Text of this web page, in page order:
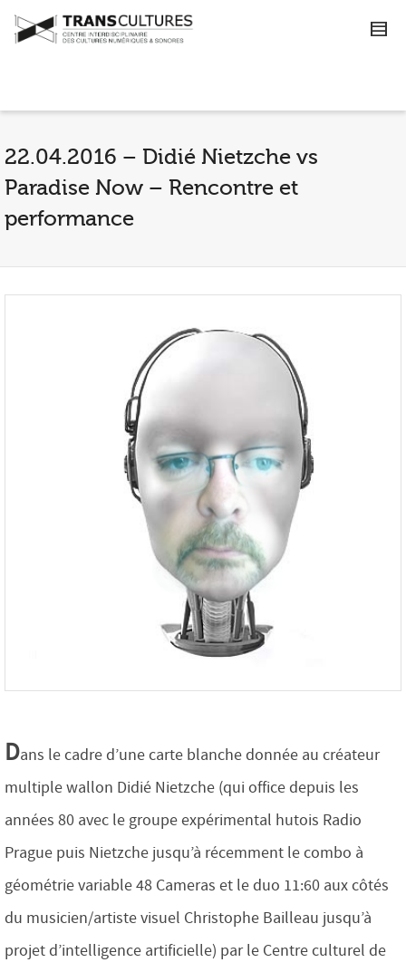
22.04.2016 – Didié Nietzche vs
Paradise Now – Rencontre et
performance
Dans le cadre d’une carte blanche donnée au créateur
multiple wallon Didié Nietzche (qui office depuis les
années 80 avec le groupe expérimental hutois Radio
Prague puis Nietzche jusqu’à récemment le combo à
géométrie variable 48 Cameras et le duo 11:60 aux côtés
du musicien/artiste visuel Christophe Bailleau jusqu’à
projet d’intelligence artificielle) par le Centre culturel de